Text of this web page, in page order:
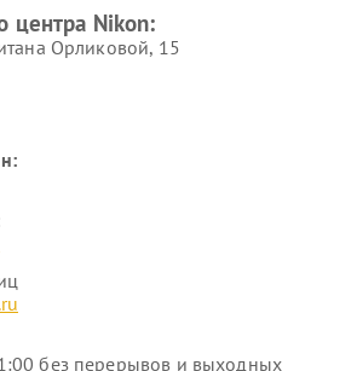
центра Nikon:
Орликовой, 15
без перерывов и выходных